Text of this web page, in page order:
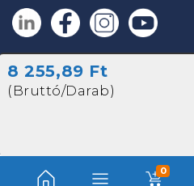
8 255,89 Ft
(Bruttó/Darab)
© 2023 - 2023 Fétis Professional
Powered by
0